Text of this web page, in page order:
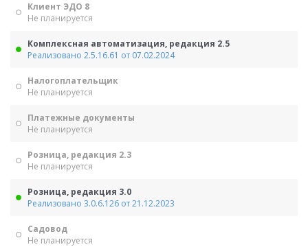
Клиент ЭДО 8
Не планируется
Комплексная автоматизация, редакция 2.5
Реализовано 2.5.16.61 от 07.02.2024
Налогоплательщик
Не планируется
Платежные документы
Не планируется
Розница, редакция 2.3
Не планируется
Розница, редакция 3.0
Реализовано 3.0.6.126 от 21.12.2023
Садовод
Не планируется